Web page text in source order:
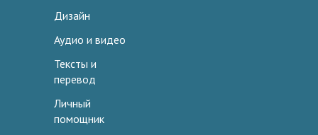
Дизайн
Аудио и видео
Тексты и
перевод
Личный
помощник